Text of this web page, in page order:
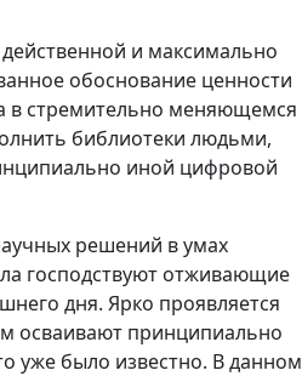
и максимально
обоснование ценности
в стремительно меняющемся
библиотеки людьми,
иной цифровой
решений в умах
господствуют отживающие
дня. Ярко проявляется
осваивают принципиально
уже было известно. В данном